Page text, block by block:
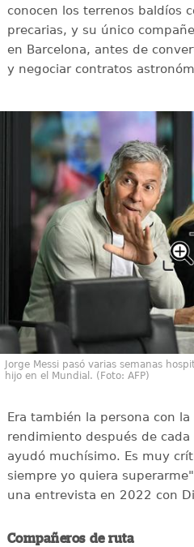
conocen los terrenos baldíos
precarias, y su único
en Barcelona, antes de
y negociar contratos
Jorge Messi pasó varias semanas
hijo en el Mundial. (Foto: AFP)
Era también la persona con
rendimiento después de
ayudó muchísimo. Es muy
siempre yo quiera
una entrevista en 2022 con
Compañeros de ruta